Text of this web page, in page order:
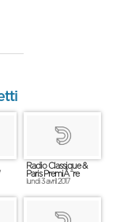
Radio Classique &
Paris PremiÃ¨re
lundi 3 avril 2017